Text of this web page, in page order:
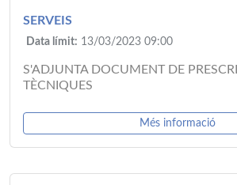
SERVEIS
Data límit: 13/03/2023 09:00
S'ADJUNTA DOCUMENT DE
TÈCNIQUES
Més informació